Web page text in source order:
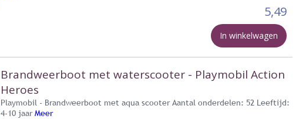
5,49
In winkelwagen
Brandweerboot met waterscooter - Playmobil Action
Heroes
Playmobil - Brandweerboot met aqua scooter Aantal onderdelen: 52 Leeftijd:
4-10 jaarMeer